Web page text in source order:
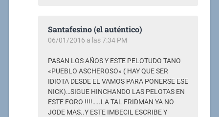
Santafesino (el auténtico)
06/01/2016 a las 7:34 PM
PASAN LOS AÑOS Y ESTE PELOTUDO TANO
«PUEBLO ASCHEROSO» ( HAY QUE SER
IDIOTA DESDE EL VAMOS PARA PONERSE ESE
NICK)…SIGUE HINCHANDO LAS PELOTAS EN
ESTE FORO !!!!…..LA TAL FRIDMAN YA NO
JODE MAS..Y ESTE IMBECIL ESCRIBE Y